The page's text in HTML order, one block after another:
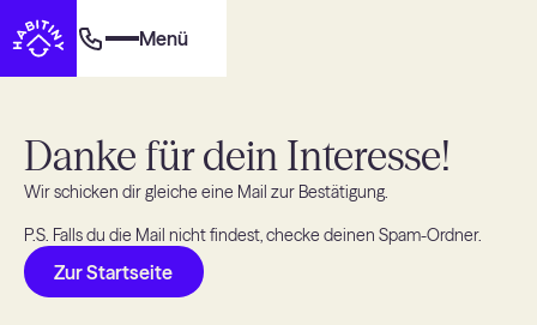
Menü
Danke für dein Interesse!
Wir schicken dir gleiche eine Mail zur Bestätigung.
P.S. Falls du die Mail nicht findest, checke deinen Spam-Ordner.
Zur Startseite
Zur Startseite